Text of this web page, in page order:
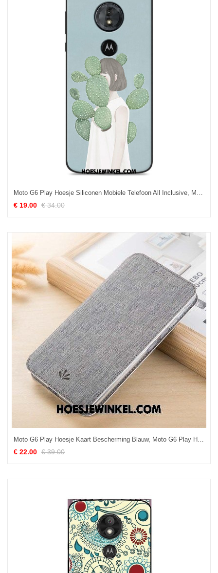
Moto G6 Play Hoesje Siliconen Mobiele Telefoon All Inclusive, Moto G6 Play Hoesje Mini Kunst
€ 19.00 € 34.00
Moto G6 Play Hoesje Kaart Bescherming Blauw, Moto G6 Play Hoesje Folio Grijs
€ 22.00 € 39.00